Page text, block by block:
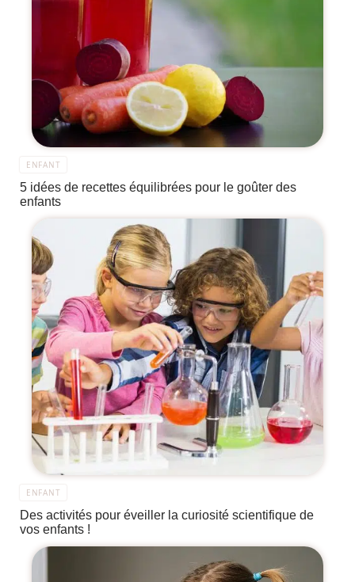
ENFANT
5 idées de recettes équilibrées pour le goûter des
enfants
ENFANT
Des activités pour éveiller la curiosité scientifique de
vos enfants !